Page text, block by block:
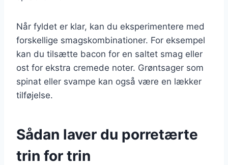
Når fyldet er klar, kan du eksperimentere med
forskellige smagskombinationer. For eksempel
kan du tilsætte bacon for en saltet smag eller
ost for ekstra cremede noter. Grøntsager som
spinat eller svampe kan også være en lækker
tilføjelse.
Sådan laver du porretærte
trin for trin